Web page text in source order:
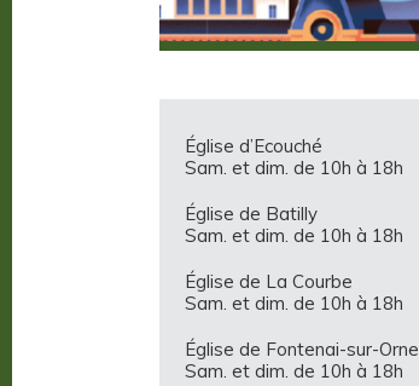
Église d’Ecouché
Sam. et dim. de 10h à 18h
Église de Batilly
Sam. et dim. de 10h à 18h
Église de La Courbe
Sam. et dim. de 10h à 18h
Église de Fontenai-sur-Orne
Sam. et dim. de 10h à 18h